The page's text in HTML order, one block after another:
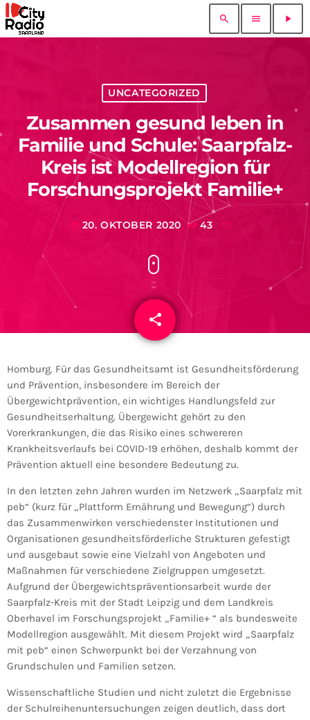
search menu play_arrow
UNCATEGORIZED
Zusammen gesund leben in
Familie und Schule: Saarpfalz-
Kreis ist Modellregion für
Forschungsprojekt Familie+
today 20. OKTOBER 2020 43
share
email
Homburg. Für das Gesundheitsamt ist Gesundheitsförderung
und Prävention, insbesondere im Bereich der
Übergewichtprävention, ein wichtiges Handlungsfeld zur
Gesundheitserhaltung. Übergewicht gehört zu den
Vorerkrankungen, die das Risiko eines schwereren
Krankheitsverlaufs bei COVID-19 erhöhen, deshalb kommt der
Prävention aktuell eine besondere Bedeutung zu.
In den letzten zehn Jahren wurden im Netzwerk „Saarpfalz mit
peb“ (kurz für „Plattform Ernährung und Bewegung“) durch
das Zusammenwirken verschiedenster Institutionen und
Organisationen gesundheitsförderliche Strukturen gefestigt
und ausgebaut sowie eine Vielzahl von Angeboten und
Maßnahmen für verschiedene Zielgruppen umgesetzt.
Aufgrund der Übergewichtspräventionsarbeit wurde der
Saarpfalz-Kreis mit der Stadt Leipzig und dem Landkreis
Oberhavel im Forschungsprojekt „Familie+ “ als bundesweite
Modellregion ausgewählt. Mit diesem Projekt wird „Saarpfalz
mit peb“ einen Schwerpunkt bei der Verzahnung von
Grundschulen und Familien setzen.
Wissenschaftliche Studien und nicht zuletzt die Ergebnisse
der Schulreihenuntersuchungen zeigen deutlich, dass dort